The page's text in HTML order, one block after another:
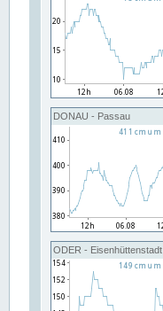
DONAU - Passau
ODER - Eisenhüttenstadt